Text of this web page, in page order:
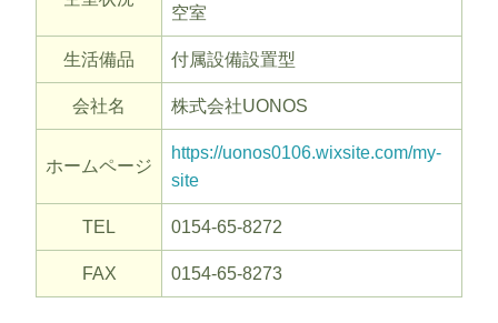
空室
生活備品 付属設備設置型
会社名 株式会社UONOS
ホームページ
https://uonos0106.wixsite.com/my-
site
TEL 0154-65-8272
FAX 0154-65-8273